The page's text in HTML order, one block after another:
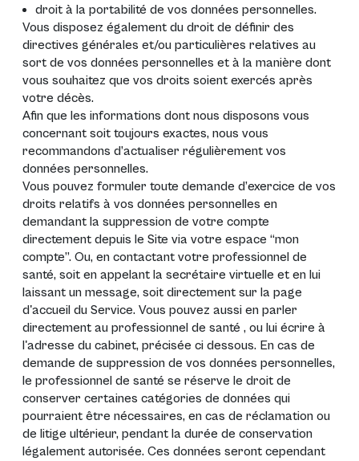
droit à la portabilité de vos données personnelles.
Vous disposez également du droit de définir des
directives générales et/ou particulières relatives au
sort de vos données personnelles et à la manière dont
vous souhaitez que vos droits soient exercés après
votre décès.
Afin que les informations dont nous disposons vous
concernant soit toujours exactes, nous vous
recommandons d’actualiser régulièrement vos
données personnelles.
Vous pouvez formuler toute demande d’exercice de vos
droits relatifs à vos données personnelles en
demandant la suppression de votre compte
directement depuis le Site via votre espace “mon
compte”. Ou, en contactant votre professionnel de
santé, soit en appelant la secrétaire virtuelle et en lui
laissant un message, soit directement sur la page
d'accueil du Service. Vous pouvez aussi en parler
directement au professionnel de santé , ou lui écrire à
l'adresse du cabinet, précisée ci dessous. En cas de
demande de suppression de vos données personnelles,
le professionnel de santé se réserve le droit de
conserver certaines catégories de données qui
pourraient être nécessaires, en cas de réclamation ou
de litige ultérieur, pendant la durée de conservation
légalement autorisée. Ces données seront cependant